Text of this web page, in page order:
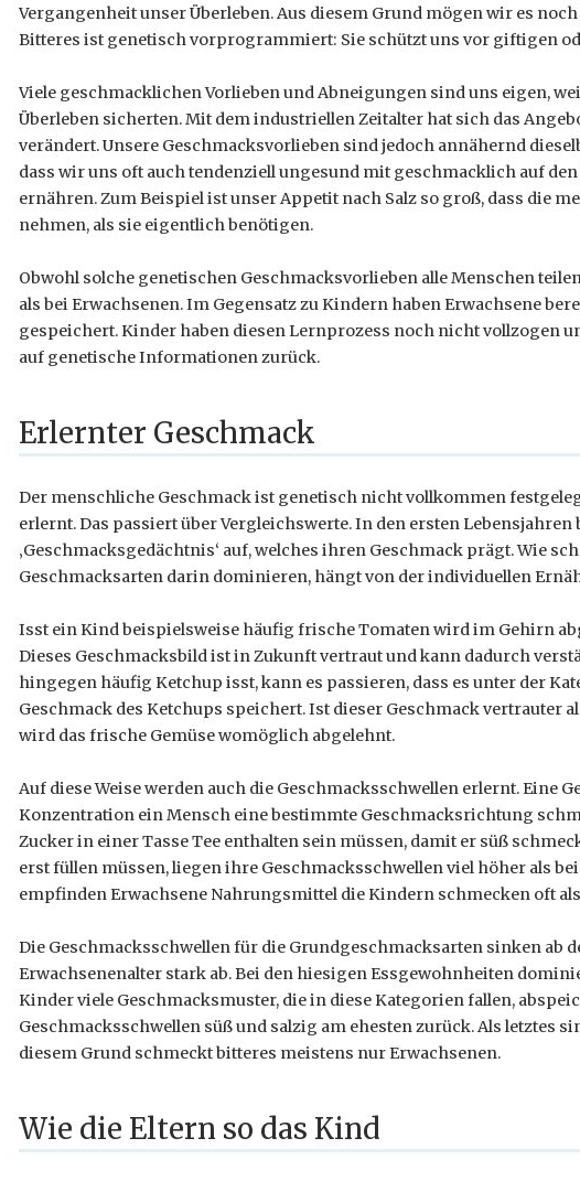
Vergangenheit unser Überleben. Aus diesem Grund mögen wir es
Bitteres ist genetisch vorprogrammiert: Sie schützt uns vor giftigen
Viele geschmacklichen Vorlieben und Abneigungen sind uns eigen,
Überleben sicherten. Mit dem industriellen Zeitalter hat sich das
verändert. Unsere Geschmacksvorlieben sind jedoch annähernd
dass wir uns oft auch tendenziell ungesund mit geschmacklich auf
ernähren. Zum Beispiel ist unser Appetit nach Salz so groß, dass die
nehmen, als sie eigentlich benötigen.
Obwohl solche genetischen Geschmacksvorlieben alle Menschen
als bei Erwachsenen. Im Gegensatz zu Kindern haben Erwachsene
gespeichert. Kinder haben diesen Lernprozess noch nicht vollzogen
auf genetische Informationen zurück.
Erlernter Geschmack
Der menschliche Geschmack ist genetisch nicht vollkommen
erlernt. Das passiert über Vergleichswerte. In den ersten
‚Geschmacksgedächtnis‘ auf, welches ihren Geschmack prägt. Wie
Geschmacksarten darin dominieren, hängt von der individuellen
Isst ein Kind beispielsweise häufig frische Tomaten wird im Gehirn
Dieses Geschmacksbild ist in Zukunft vertraut und kann dadurch
hingegen häufig Ketchup isst, kann es passieren, dass es unter der
Geschmack des Ketchups speichert. Ist dieser Geschmack vertrauter
wird das frische Gemüse womöglich abgelehnt.
Auf diese Weise werden auch die Geschmacksschwellen erlernt. Eine
Konzentration ein Mensch eine bestimmte Geschmacksrichtung
Zucker in einer Tasse Tee enthalten sein müssen, damit er süß
erst füllen müssen, liegen ihre Geschmacksschwellen viel höher als
empfinden Erwachsene Nahrungsmittel die Kindern schmecken oft
Die Geschmacksschwellen für die Grundgeschmacksarten sinken ab
Erwachsenenalter stark ab. Bei den hiesigen Essgewohnheiten
Kinder viele Geschmacksmuster, die in diese Kategorien fallen,
Geschmacksschwellen süß und salzig am ehesten zurück. Als letztes
diesem Grund schmeckt bitteres meistens nur Erwachsenen.
Wie die Eltern so das Kind